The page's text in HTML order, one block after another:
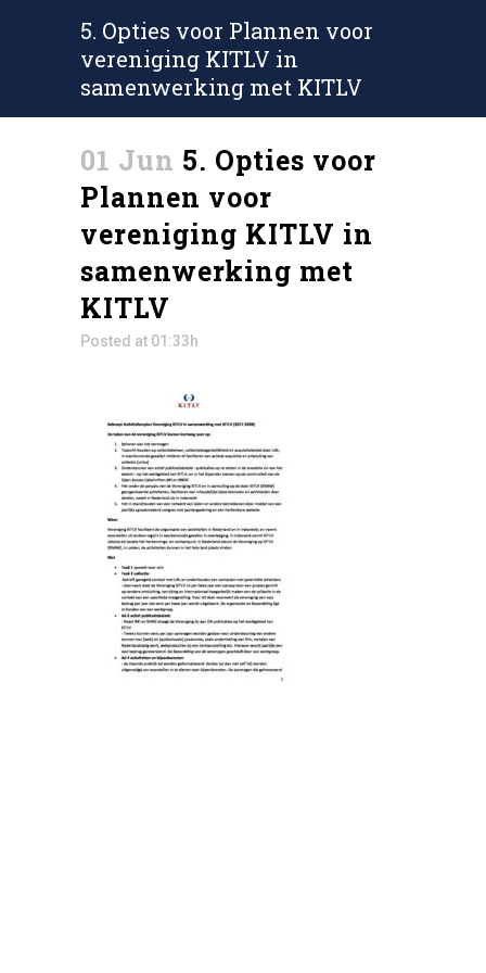
5. Opties voor Plannen voor
vereniging KITLV in
samenwerking met KITLV
01 Jun 5. Opties voor
Plannen voor
vereniging KITLV in
samenwerking met
KITLV
Posted at 01:33h